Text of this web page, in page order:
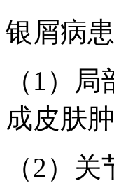
银屑病
（1）
成皮肤肿
（2）